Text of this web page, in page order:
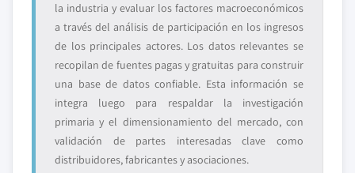
la industria y evaluar los factores macroeconómicos
a través del análisis de participación en los ingresos
de los principales actores. Los datos relevantes se
recopilan de fuentes pagas y gratuitas para construir
una base de datos confiable. Esta información se
integra luego para respaldar la investigación
primaria y el dimensionamiento del mercado, con
validación de partes interesadas clave como
distribuidores, fabricantes y asociaciones.